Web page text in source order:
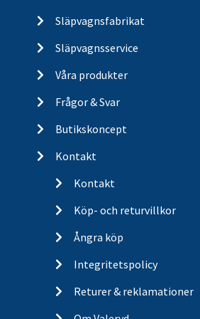
Släpvagnsfabrikat
Släpvagnsservice
Våra produkter
Frågor & Svar
Butikskoncept
Kontakt
Kontakt
Köp- och returvillkor
Ångra köp
Integritetspolicy
Returer & reklamationer